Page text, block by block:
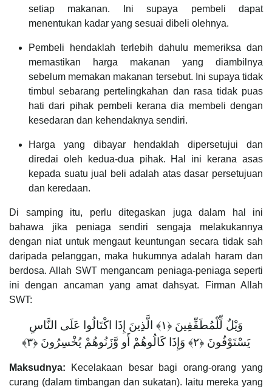
setiap makanan. Ini supaya pembeli dapat
menentukan kadar yang sesuai dibeli olehnya.
Pembeli hendaklah terlebih dahulu memeriksa dan
memastikan harga makanan yang diambilnya
sebelum memakan makanan tersebut. Ini supaya tidak
timbul sebarang pertelingkahan dan rasa tidak puas
hati dari pihak pembeli kerana dia membeli dengan
kesedaran dan kehendaknya sendiri.
Harga yang dibayar hendaklah dipersetujui dan
diredai oleh kedua-dua pihak. Hal ini kerana asas
kepada suatu jual beli adalah atas dasar persetujuan
dan keredaan.
Di samping itu, perlu ditegaskan juga dalam hal ini
bahawa jika peniaga sendiri sengaja melakukannya
dengan niat untuk mengaut keuntungan secara tidak sah
daripada pelanggan, maka hukumnya adalah haram dan
berdosa. Allah SWT mengancam peniaga-peniaga seperti
ini dengan ancaman yang amat dahsyat. Firman Allah
SWT:
وَيْلٌ لِّلْمُطَفِّفِينَ ‎﴿١﴾‏ الَّذِينَ إِذَا اكْتَالُوا عَلَى النَّاسِ
يَسْتَوْفُونَ ‎﴿٢﴾‏ وَإِذَا كَالُوهُمْ أَو وَّزَنُوهُمْ يُخْسِرُونَ ‎﴿٣﴾‏
Maksudnya: Kecelakaan besar bagi orang-orang yang
curang (dalam timbangan dan sukatan). Iaitu mereka yang